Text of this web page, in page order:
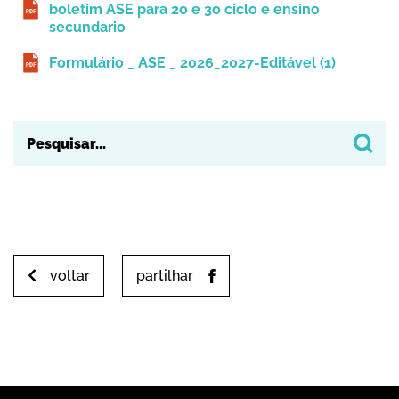
boletim ASE para 2o e 3o ciclo e ensino
secundario
Formulário _ ASE _ 2026_2027-Editável (1)
voltar partilhar